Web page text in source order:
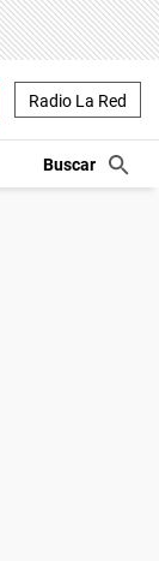
Radio La Red